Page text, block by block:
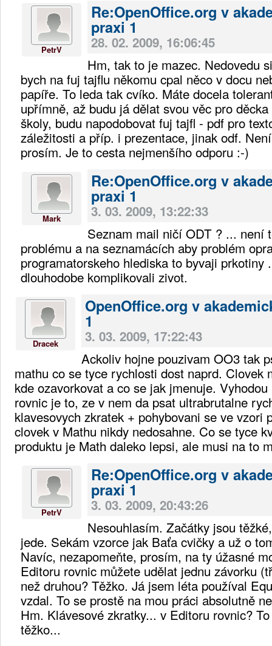
PetrV
Re:OpenOffice.org v
praxi 1
28. 02. 2009, 16:06:45
Hm, tak to je mazec. Nedovedu
bych na fuj tajflu někomu cpal něco v docu
papíře. To leda tak cvíko. Máte docela
upřímně, až budu já dělat svou věc pro
školy, budu napodobovat fuj tajfl - pdf pro
záležitosti a příp. i prezentace, jinak odf.
prosím. Je to cesta nejmenšího odporu :-)
Mark
Re:OpenOffice.org v
praxi 1
3. 03. 2009, 13:22:33
Seznam mail ničí ODT ? ... není
problému a na seznamácích aby problém
programatorskeho hlediska to byvaji prkotiny
dlouhodobe komplikovali zivot.
Dracek
OpenOffice.org v
1
3. 03. 2009, 17:22:43
Ackoliv hojne pouzivam OO3 tak
mathu co se tyce rychlosti dost naprd. Clovek
kde ozavorkovat a co se jak jmenuje.
rovnic je to, ze v nem da psat ultrabrutalne
klavesovych zkratek + pohybovani se ve vzori
clovek v Mathu nikdy nedosahne. Co se tyce
produktu je Math daleko lepsi, ale musi na to
PetrV
Re:OpenOffice.org v
praxi 1
3. 03. 2009, 20:43:26
Nesouhlasím. Začátky jsou
jede. Sekám vzorce jak Baťa cvičky a už o
Navíc, nezapomeňte, prosím, na ty úžasné
Editoru rovnic můžete udělat jednu závorku
než druhou? Těžko. Já jsem léta používal
vzdal. To se prostě na mou práci absolutně
Hm. Klávesové zkratky... v Editoru rovnic?
těžko...